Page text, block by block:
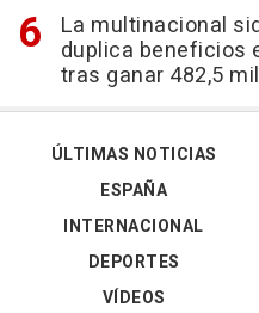
La multinacional
duplica beneficios
tras ganar 482,5
ÚLTIMAS NOTICIAS
ESPAÑA
INTERNACIONAL
DEPORTES
VÍDEOS